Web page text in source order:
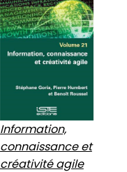
Information,
connaissance et
créativité agile